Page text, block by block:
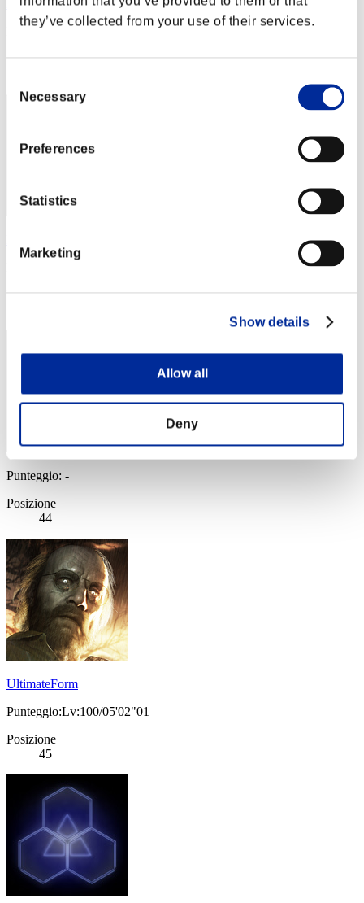
they’ve collected from your use of their services.
Selection
Necessary
Preferences
Statistics
Marketing
Show details
Allow all
Deny
mc-maetthi
Punteggio:Lv:100/04'19"58
Posizione
Posizione
Punteggio: -
Posizione
44
UltimateForm
Punteggio:Lv:100/05'02"01
Posizione
45